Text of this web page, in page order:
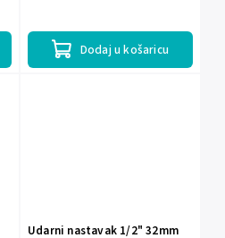
Dodaj u košaricu
Udarni nastavak 1/2" 32mm